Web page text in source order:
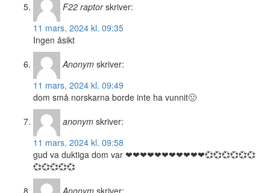
F22 raptor skriver:
11 mars, 2024 kl. 09:35
Ingen åsikt
Anonym skriver:
11 mars, 2024 kl. 09:49
dom små norskarna borde inte ha vunnit🤢
anonym skriver:
11 mars, 2024 kl. 09:58
gud va duktiga dom var ❤❤❤❤❤❤❤❤❤❤❤💞💞💞💞💞💞
💞💞💞💞💞